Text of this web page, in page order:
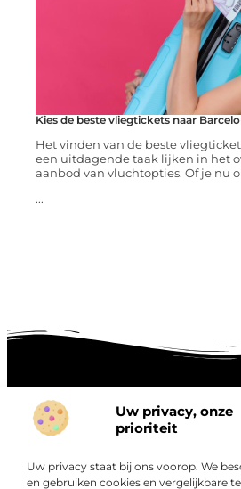
Uw privacy, onze
prioriteit
Uw privacy staat bij ons voorop. We
en gebruiken cookies en vergelijkbare
Kies de beste vliegtickets naar
Het vinden van de beste
een uitdagende taak lijken in het
aanbod van vluchtopties. Of je nu
...
Over
Onze informatie